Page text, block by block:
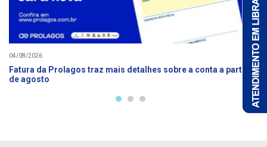
04/08/2026
Fatura da Prolagos traz mais detalhes sobre a conta a partir
de agosto